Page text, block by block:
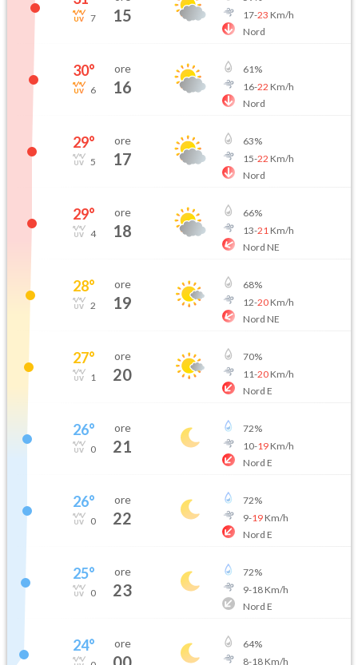
7 15
17-23 Km/h
Nord
30°
6
ore
16
61%
16-22 Km/h
Nord
29°
5
ore
17
63%
15-22 Km/h
Nord
29°
4
ore
18
66%
13-21 Km/h
Nord NE
28°
2
ore
19
68%
12-20Km/h
Nord NE
27°
1
ore
20
70%
11-20Km/h
Nord E
26°
0
ore
21
72%
10-19Km/h
Nord E
26°
0
ore
22
72%
9-19Km/h
Nord E
25°
0
ore
23
72%
9-18Km/h
Nord E
24° ore 64%
8-18Km/h